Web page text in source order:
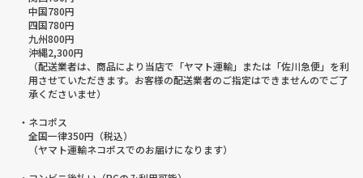
中国780円
四国780円
九州800円
沖縄2,300円
（配送業者は、商品により当店で「ヤマト運輸」または「佐川急便」を利
用させていただきます。お客様の配送業者のご指定はできませんのでご了
承くださいませ）
・ネコポス
全国一律350円（税込）
（ヤマト運輸ネコポスでのお届けになります）